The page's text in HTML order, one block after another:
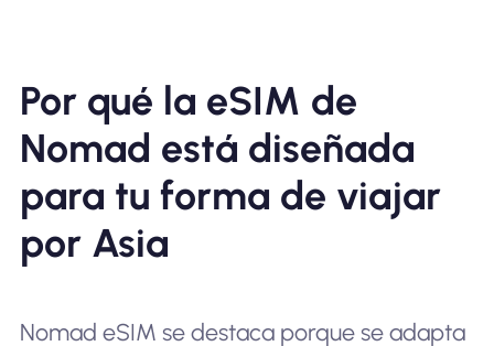
Por qué la eSIM de
Nomad está diseñada
para tu forma de viajar
por Asia
Nomad eSIM se destaca porque se adapta